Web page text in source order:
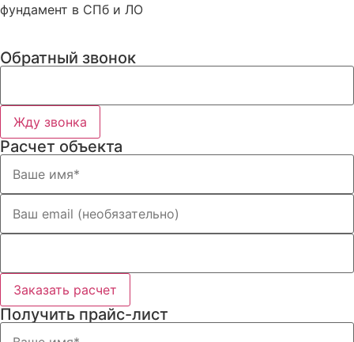
фундамент в СПб и ЛО
Обратный звонок
Жду звонка
Расчет объекта
Заказать расчет
Получить прайс-лист